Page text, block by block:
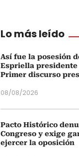
Lo más leído
Así fue la posesión
Espriella presidente
Primer discurso
08/08/2026
Pacto Histórico
Congreso y exige
ejercer la oposición